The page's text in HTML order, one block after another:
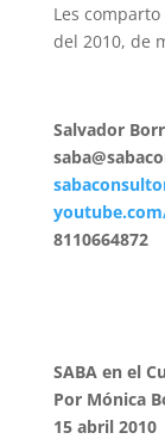
Les
del 2010, de
Salvador
8110664872
SABA en el
Por Mónica
15 abril 2010